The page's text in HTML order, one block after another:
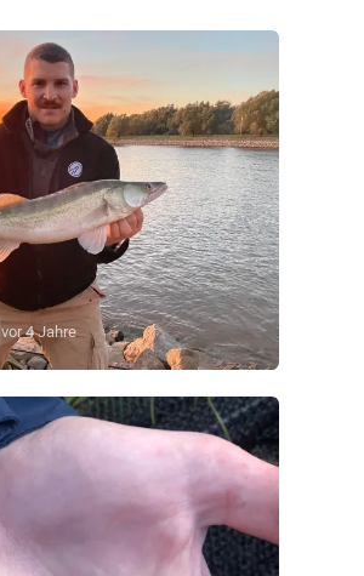
vor 4 Jahre